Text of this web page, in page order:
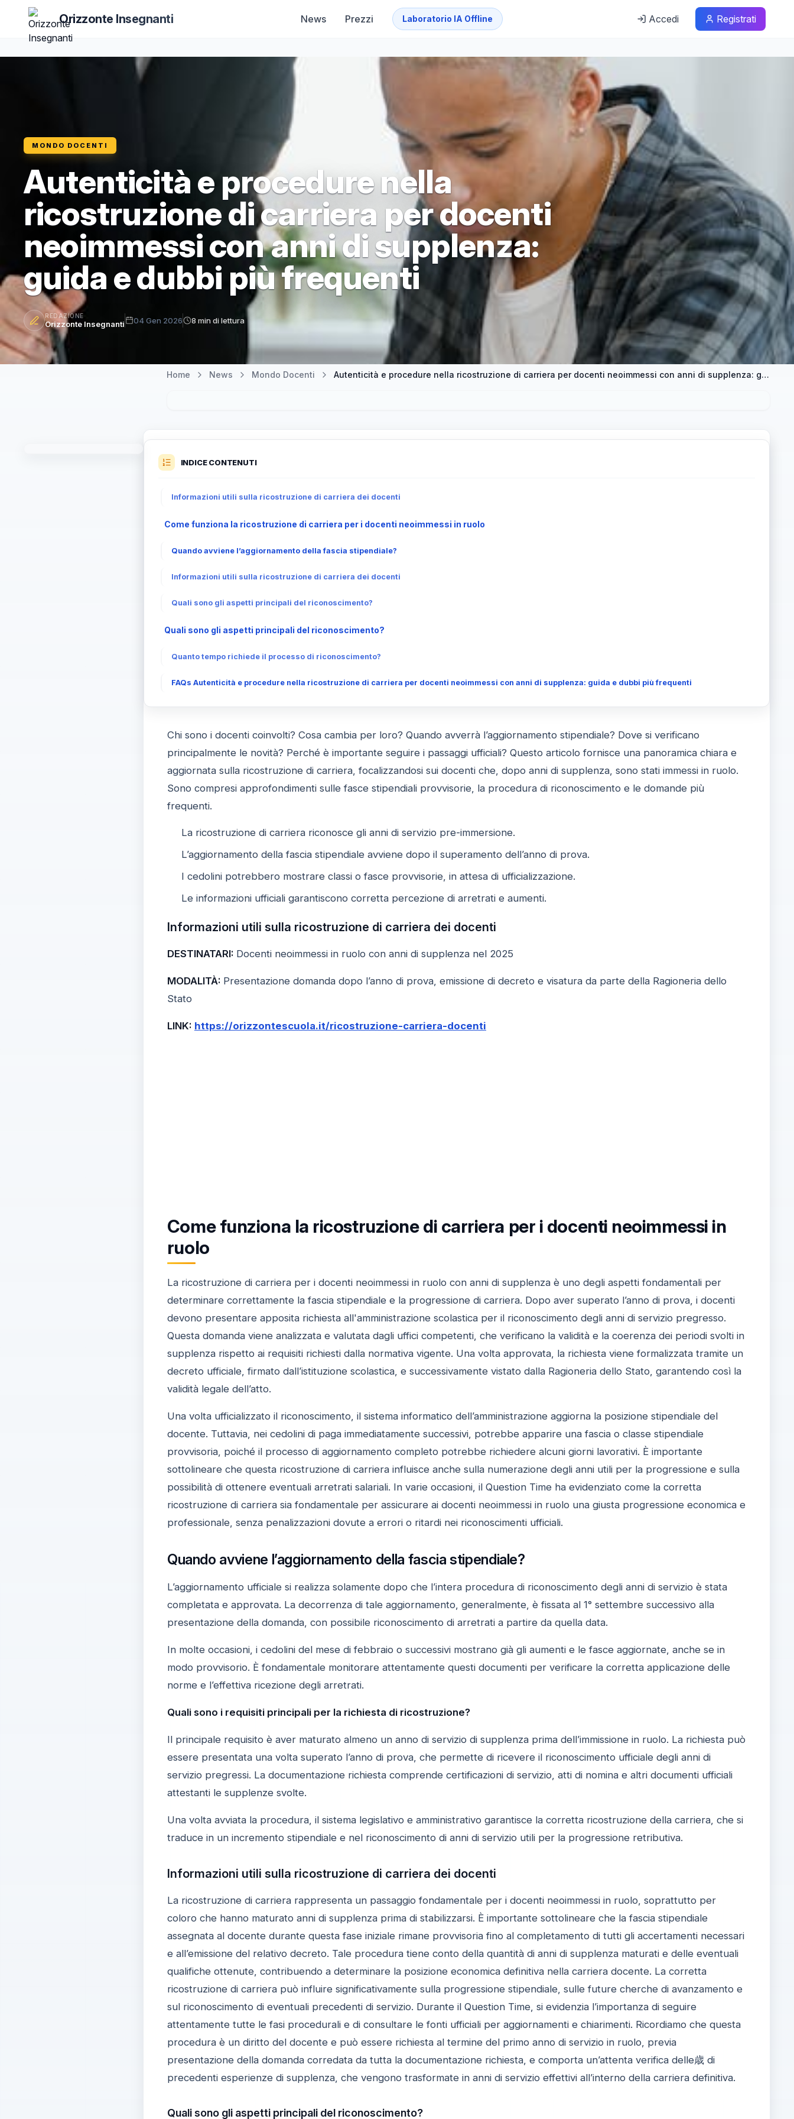
Orizzonte Insegnanti News Prezzi Laboratorio IA Offline Accedi Registrati
MONDO DOCENTI
Autenticità e procedure nella
ricostruzione di carriera per docenti
neoimmessi con anni di supplenza:
guida e dubbi più frequenti
REDAZIONE
Orizzonte Insegnanti 04 Gen 2026 8 min di lettura
Home News Mondo Docenti Autenticità e procedure nella ricostruzione di carriera per docenti neoimmessi con anni di supplenza: guida e dubbi più frequenti
INDICE CONTENUTI
Informazioni utili sulla ricostruzione di carriera dei docenti
Come funziona la ricostruzione di carriera per i docenti neoimmessi in ruolo
Quando avviene l’aggiornamento della fascia stipendiale?
Informazioni utili sulla ricostruzione di carriera dei docenti
Quali sono gli aspetti principali del riconoscimento?
Quali sono gli aspetti principali del riconoscimento?
Quanto tempo richiede il processo di riconoscimento?
FAQs Autenticità e procedure nella ricostruzione di carriera per docenti neoimmessi con anni di supplenza: guida e dubbi più frequenti
Chi sono i docenti coinvolti? Cosa cambia per loro? Quando avverrà l’aggiornamento stipendiale? Dove si verificano
principalmente le novità? Perché è importante seguire i passaggi ufficiali? Questo articolo fornisce una panoramica chiara e
aggiornata sulla ricostruzione di carriera, focalizzandosi sui docenti che, dopo anni di supplenza, sono stati immessi in ruolo.
Sono compresi approfondimenti sulle fasce stipendiali provvisorie, la procedura di riconoscimento e le domande più
frequenti.
La ricostruzione di carriera riconosce gli anni di servizio pre-immersione.
L’aggiornamento della fascia stipendiale avviene dopo il superamento dell’anno di prova.
I cedolini potrebbero mostrare classi o fasce provvisorie, in attesa di ufficializzazione.
Le informazioni ufficiali garantiscono corretta percezione di arretrati e aumenti.
Informazioni utili sulla ricostruzione di carriera dei docenti
DESTINATARI:Docenti neoimmessi in ruolo con anni di supplenza nel 2025
MODALITÀ:Presentazione domanda dopo l’anno di prova, emissione di decreto e visatura da parte della Ragioneria dello
Stato
LINK: https://orizzontescuola.it/ricostruzione-carriera-docenti
Come funziona la ricostruzione di carriera per i docenti neoimmessi in
ruolo
La ricostruzione di carriera per i docenti neoimmessi in ruolo con anni di supplenza è uno degli aspetti fondamentali per
determinare correttamente la fascia stipendiale e la progressione di carriera. Dopo aver superato l’anno di prova, i docenti
devono presentare apposita richiesta all'amministrazione scolastica per il riconoscimento degli anni di servizio pregresso.
Questa domanda viene analizzata e valutata dagli uffici competenti, che verificano la validità e la coerenza dei periodi svolti in
supplenza rispetto ai requisiti richiesti dalla normativa vigente. Una volta approvata, la richiesta viene formalizzata tramite un
decreto ufficiale, firmato dall’istituzione scolastica, e successivamente vistato dalla Ragioneria dello Stato, garantendo così la
validità legale dell’atto.
Una volta ufficializzato il riconoscimento, il sistema informatico dell’amministrazione aggiorna la posizione stipendiale del
docente. Tuttavia, nei cedolini di paga immediatamente successivi, potrebbe apparire una fascia o classe stipendiale
provvisoria, poiché il processo di aggiornamento completo potrebbe richiedere alcuni giorni lavorativi. È importante
sottolineare che questa ricostruzione di carriera influisce anche sulla numerazione degli anni utili per la progressione e sulla
possibilità di ottenere eventuali arretrati salariali. In varie occasioni, il Question Time ha evidenziato come la corretta
ricostruzione di carriera sia fondamentale per assicurare ai docenti neoimmessi in ruolo una giusta progressione economica e
professionale, senza penalizzazioni dovute a errori o ritardi nei riconoscimenti ufficiali.
Quando avviene l’aggiornamento della fascia stipendiale?
L’aggiornamento ufficiale si realizza solamente dopo che l’intera procedura di riconoscimento degli anni di servizio è stata
completata e approvata. La decorrenza di tale aggiornamento, generalmente, è fissata al 1° settembre successivo alla
presentazione della domanda, con possibile riconoscimento di arretrati a partire da quella data.
In molte occasioni, i cedolini del mese di febbraio o successivi mostrano già gli aumenti e le fasce aggiornate, anche se in
modo provvisorio. È fondamentale monitorare attentamente questi documenti per verificare la corretta applicazione delle
norme e l’effettiva ricezione degli arretrati.
Quali sono i requisiti principali per la richiesta di ricostruzione?
Il principale requisito è aver maturato almeno un anno di servizio di supplenza prima dell’immissione in ruolo. La richiesta può
essere presentata una volta superato l’anno di prova, che permette di ricevere il riconoscimento ufficiale degli anni di
servizio pregressi. La documentazione richiesta comprende certificazioni di servizio, atti di nomina e altri documenti ufficiali
attestanti le supplenze svolte.
Una volta avviata la procedura, il sistema legislativo e amministrativo garantisce la corretta ricostruzione della carriera, che si
traduce in un incremento stipendiale e nel riconoscimento di anni di servizio utili per la progressione retributiva.
Informazioni utili sulla ricostruzione di carriera dei docenti
La ricostruzione di carriera rappresenta un passaggio fondamentale per i docenti neoimmessi in ruolo, soprattutto per
coloro che hanno maturato anni di supplenza prima di stabilizzarsi. È importante sottolineare che la fascia stipendiale
assegnata al docente durante questa fase iniziale rimane provvisoria fino al completamento di tutti gli accertamenti necessari
e all’emissione del relativo decreto. Tale procedura tiene conto della quantità di anni di supplenza maturati e delle eventuali
qualifiche ottenute, contribuendo a determinare la posizione economica definitiva nella carriera docente. La corretta
ricostruzione di carriera può influire significativamente sulla progressione stipendiale, sulle future cherche di avanzamento e
sul riconoscimento di eventuali precedenti di servizio. Durante il Question Time, si evidenzia l’importanza di seguire
attentamente tutte le fasi procedurali e di consultare le fonti ufficiali per aggiornamenti e chiarimenti. Ricordiamo che questa
procedura è un diritto del docente e può essere richiesta al termine del primo anno di servizio in ruolo, previa
presentazione della domanda corredata da tutta la documentazione richiesta, e comporta un’attenta verifica delle歳 di
precedenti esperienze di supplenza, che vengono trasformate in anni di servizio effettivi all’interno della carriera definitiva.
Quali sono gli aspetti principali del riconoscimento?